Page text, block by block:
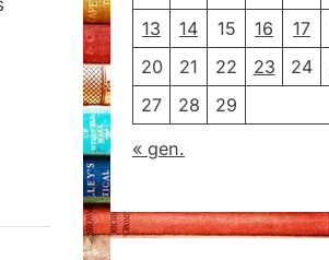
13
14 15 16 17
20
21 22 23 24
27
28 29
« gen.